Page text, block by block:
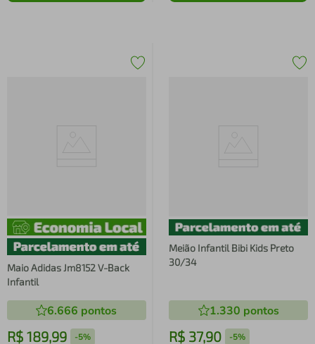
Maio Adidas Jm8152 V-Back
Infantil
6.666 pontos
R$ 189,99 -5%
Meião Infantil Bibi Kids Preto
30/34
1.330 pontos
R$ 37,90 -5%